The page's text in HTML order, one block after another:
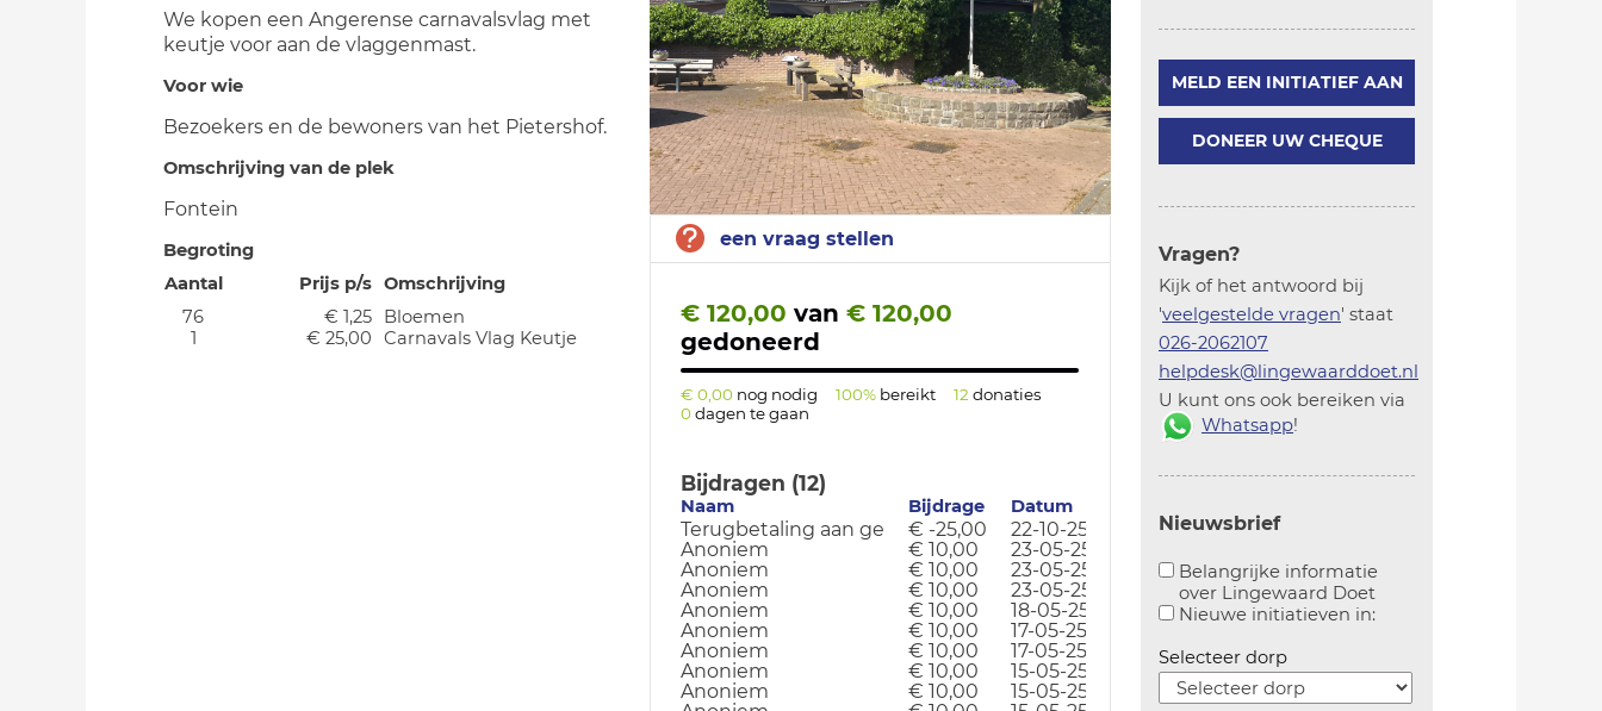
een vraag stellen
€ 120,00 van € 120,00
gedoneerd
€ 0,00 nog nodig 100% bereikt 12 donaties
0dagen te gaan
Bijdragen (12)
Naam Bijdrage Datum
Terugbetaling aan ge € -25,00
22-10-25
Anoniem
€ 10,00
23-05-25
Anoniem
€ 10,00
23-05-25
Anoniem
€ 10,00
23-05-25
Anoniem
€ 10,00
18-05-25
Anoniem
€ 10,00
17-05-25
Anoniem
€ 10,00
17-05-25
Anoniem
€ 10,00
15-05-25
Anoniem
€ 10,00
15-05-25
We kopen een Angerense carnavalsvlag met
keutje voor aan de vlaggenmast.
Voor wie
Bezoekers en de bewoners van het Pietershof.
Omschrijving van de plek
Fontein
Begroting
Aantal
Prijs p/s Omschrijving
76
€ 1,25
Bloemen
1
€ 25,00 Carnavals Vlag Keutje
MELD EEN INITIATIEF AAN
DONEER UW CHEQUE
Vragen?
Kijk of het antwoord bij
'veelgestelde vragen' staat
026-2062107
helpdesk@lingewaarddoet.nl
U kunt ons ook bereiken via
Whatsapp!
Nieuwsbrief
Belangrijke informatie
over Lingewaard Doet
Aanvinken om belangrijke informatie over
Nieuwe initiatieven in:Aanvinken om
Selecteer dorp